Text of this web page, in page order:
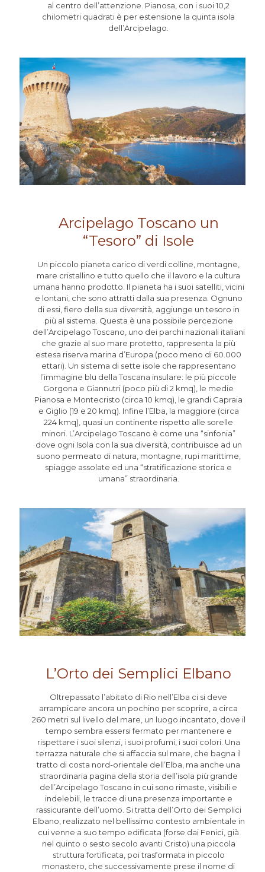
al centro dell’attenzione. Pianosa, con i suoi 10,2
chilometri quadrati è per estensione la quinta isola
dell’Arcipelago.
Arcipelago Toscano un
“Tesoro” di Isole
Un piccolo pianeta carico di verdi colline, montagne,
mare cristallino e tutto quello che il lavoro e la cultura
umana hanno prodotto. Il pianeta ha i suoi satelliti, vicini
e lontani, che sono attratti dalla sua presenza. Ognuno
di essi, fiero della sua diversità, aggiunge un tesoro in
più al sistema. Questa è una possibile percezione
dell’Arcipelago Toscano, uno dei parchi nazionali italiani
che grazie al suo mare protetto, rappresenta la più
estesa riserva marina d’Europa (poco meno di 60.000
ettari). Un sistema di sette isole che rappresentano
l’immagine blu della Toscana insulare: le più piccole
Gorgona e Giannutri (poco più di 2 kmq), le medie
Pianosa e Montecristo (circa 10 kmq), le grandi Capraia
e Giglio (19 e 20 kmq). Infine l’Elba, la maggiore (circa
224 kmq), quasi un continente rispetto alle sorelle
minori. L’Arcipelago Toscano è come una “sinfonia”
dove ogni Isola con la sua diversità, contribuisce ad un
suono permeato di natura, montagne, rupi marittime,
spiagge assolate ed una “stratificazione storica e
umana” straordinaria.
L’Orto dei Semplici Elbano
Oltrepassato l’abitato di Rio nell’Elba ci si deve
arrampicare ancora un pochino per scoprire, a circa
260 metri sul livello del mare, un luogo incantato, dove il
tempo sembra essersi fermato per mantenere e
rispettare i suoi silenzi, i suoi profumi, i suoi colori. Una
terrazza naturale che si affaccia sul mare, che bagna il
tratto di costa nord-orientale dell’Elba, ma anche una
straordinaria pagina della storia dell’isola più grande
dell’Arcipelago Toscano in cui sono rimaste, visibili e
indelebili, le tracce di una presenza importante e
rassicurante dell’uomo. Si tratta dell’Orto dei Semplici
Elbano, realizzato nel bellissimo contesto ambientale in
cui venne a suo tempo edificata (forse dai Fenici, già
nel quinto o sesto secolo avanti Cristo) una piccola
struttura fortificata, poi trasformata in piccolo
monastero, che successivamente prese il nome di